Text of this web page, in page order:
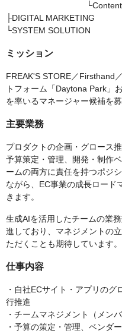
└Contents
├DIGITAL MARKETING
└SYSTEM SOLUTION
ミッション
FREAK'S STORE／Firsthand
トフォーム「Daytona Park」
を率いるマネージャー候補を募
主要業務
プロダクトの企画・グロース
予算策定・管理、開発・制作
ームの両方に責任を持つポジ
ながら、EC事業の成長ロード
きます。
生成AIを活用したチームの業
進しており、マネジメントの
ただくことも期待しています。
仕事内容
・自社ECサイト・アプリの
行推進
・チームマネジメント（メン
・予算の策定・管理、ベンダ